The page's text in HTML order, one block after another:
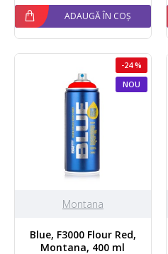
ADAUGĂ ÎN COȘ
NOU
-24 %
Montana
Blue, F3000 Flour Red,
Montana, 400 ml